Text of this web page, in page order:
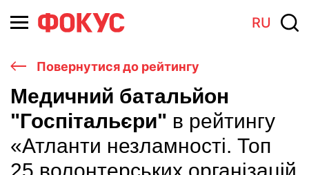
RU
Повернутися до рейтингу
Медичний батальйон
"Госпітальєри" в рейтингу
«Атланти незламності. Топ